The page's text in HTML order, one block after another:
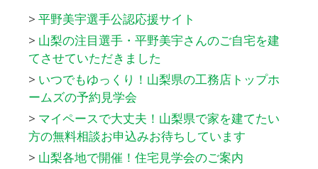
> 平野美宇選手公認応援サイト
> 山梨の注目選手・平野美宇さんのご自宅を建
てさせていただきました
> いつでもゆっくり！山梨県の工務店トップホ
ームズの予約見学会
> マイペースで大丈夫！山梨県で家を建てたい
方の無料相談お申込みお待ちしています
> 山梨各地で開催！住宅見学会のご案内